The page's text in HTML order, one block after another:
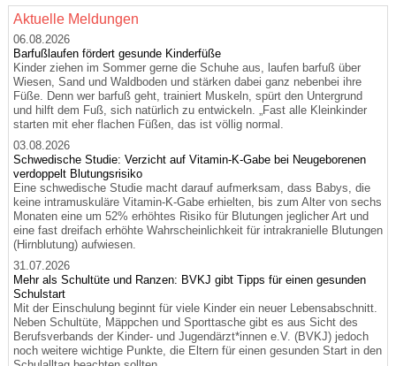
Aktuelle Meldungen
06.08.2026
Barfußlaufen fördert gesunde Kinderfüße
Kinder ziehen im Sommer gerne die Schuhe aus, laufen barfuß über
Wiesen, Sand und Waldboden und stärken dabei ganz nebenbei ihre
Füße. Denn wer barfuß geht, trainiert Muskeln, spürt den Untergrund
und hilft dem Fuß, sich natürlich zu entwickeln. „Fast alle Kleinkinder
starten mit eher flachen Füßen, das ist völlig normal.
03.08.2026
Schwedische Studie: Verzicht auf Vitamin-K-Gabe bei Neugeborenen
verdoppelt Blutungsrisiko
Eine schwedische Studie macht darauf aufmerksam, dass Babys, die
keine intramuskuläre Vitamin-K-Gabe erhielten, bis zum Alter von sechs
Monaten eine um 52% erhöhtes Risiko für Blutungen jeglicher Art und
eine fast dreifach erhöhte Wahrscheinlichkeit für intrakranielle Blutungen
(Hirnblutung) aufwiesen.
31.07.2026
Mehr als Schultüte und Ranzen: BVKJ gibt Tipps für einen gesunden
Schulstart
Mit der Einschulung beginnt für viele Kinder ein neuer Lebensabschnitt.
Neben Schultüte, Mäppchen und Sporttasche gibt es aus Sicht des
Berufsverbands der Kinder- und Jugendärzt*innen e.V. (BVKJ) jedoch
noch weitere wichtige Punkte, die Eltern für einen gesunden Start in den